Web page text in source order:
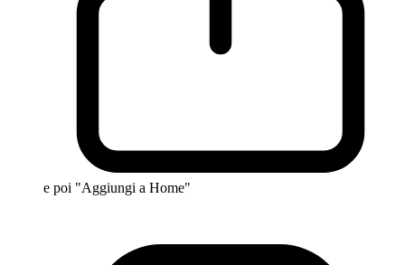
e poi "Aggiungi a Home"